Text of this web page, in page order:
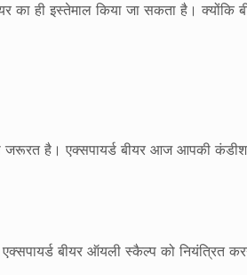
ही इस्तेमाल किया जा सकता है। क्योंकि
जरूरत है। एक्सपायर्ड बीयर आज आपकी
बीयर ऑयली स्कैल्प को नियंत्रित